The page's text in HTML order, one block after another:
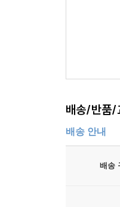
배송/반품/
배송 안내
배송